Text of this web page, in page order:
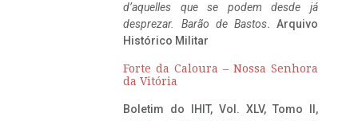
d’aquelles que se podem desde já
desprezar. Barão de Bastos. Arquivo
Histórico Militar
Forte da Caloura – Nossa Senhora
da Vitória
Boletim do IHIT, Vol. XLV, Tomo II,